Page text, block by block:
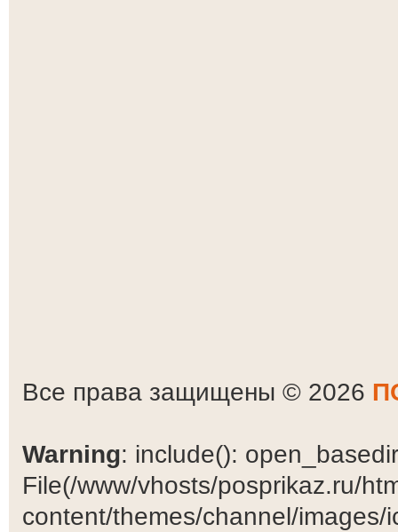
Все права защищены © 2026
Warning: include():
File(/www/vhosts/posprikaz.ru/
content/themes/channel/